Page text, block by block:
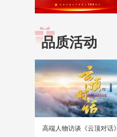
品质活动
高端人物访谈《云顶对话》